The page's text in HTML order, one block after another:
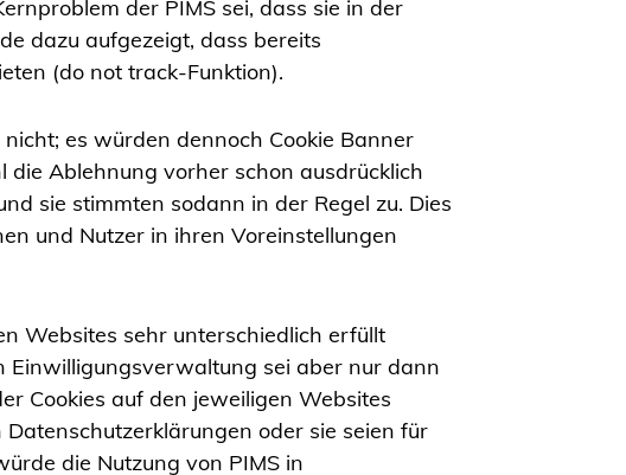
der PIMS sei, dass sie in der
dazu aufgezeigt, dass bereits
(do not track-Funktion).
es würden dennoch Cookie Banner
Ablehnung vorher schon ausdrücklich
sie stimmten sodann in der Regel zu. Dies
und Nutzer in ihren Voreinstellungen
Websites sehr unterschiedlich erfüllt
Einwilligungsverwaltung sei aber nur dann
Cookies auf den jeweiligen Websites
oder sie seien für
die Nutzung von PIMS in